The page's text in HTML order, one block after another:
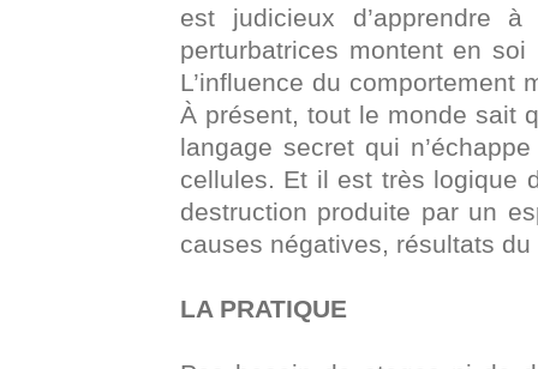
est judicieux d’apprendre
perturbatrices montent en
L’influence du comportement
À présent, tout le monde sait
langage secret qui
cellules. Et il est très logique
destruction produite par un
causes négatives, résultats
LA PRATIQUE